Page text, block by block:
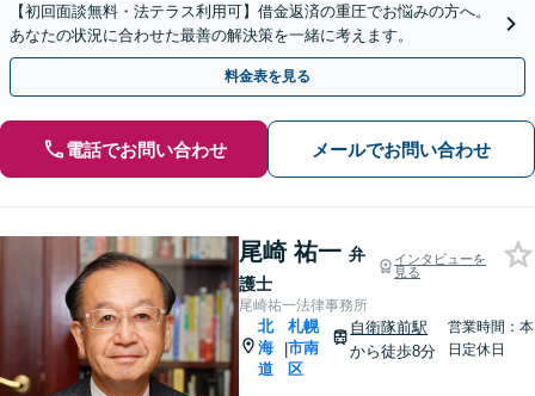
【初回面談無料・法テラス利用可】借金返済の重圧でお悩みの方へ。
あなたの状況に合わせた最善の解決策を一緒に考えます。
料金表を見る
電話でお問い合わせ メールでお問い合わせ
尾崎 祐一 弁
護士
インタビューを
見る
尾崎祐一法律事務所
北
海
道
|
札幌
市南
区
自衛隊前駅
から徒歩8分
営業時間：本
日定休日